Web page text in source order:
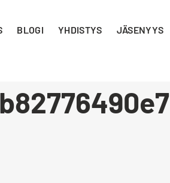
BLOGI YHDISTYS
JÄSENYYS